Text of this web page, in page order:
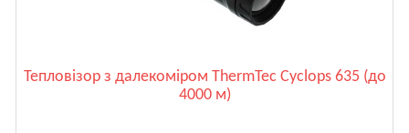
Тепловізор з далекоміром ThermTec Cyclops 635 (до
4000 м)